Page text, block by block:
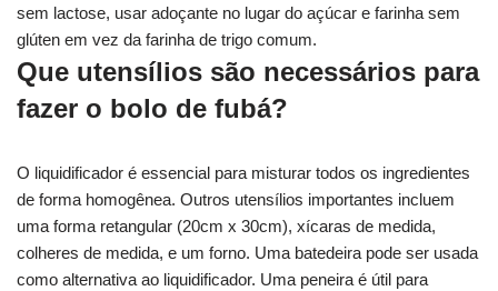
sem lactose, usar adoçante no lugar do açúcar e farinha sem
glúten em vez da farinha de trigo comum.
Que utensílios são necessários para
fazer o bolo de fubá?
O liquidificador é essencial para misturar todos os ingredientes
de forma homogênea. Outros utensílios importantes incluem
uma forma retangular (20cm x 30cm), xícaras de medida,
colheres de medida, e um forno. Uma batedeira pode ser usada
como alternativa ao liquidificador. Uma peneira é útil para